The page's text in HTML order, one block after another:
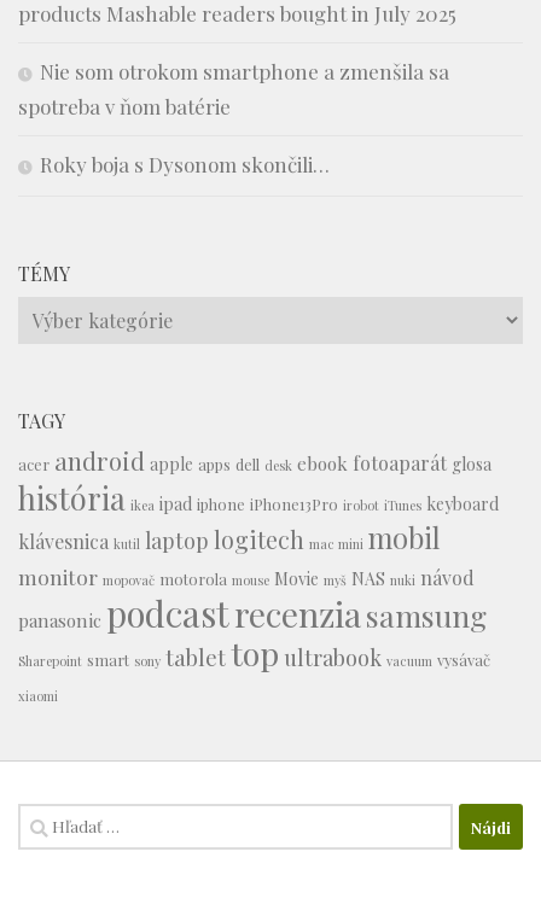
products Mashable readers bought in July 2025
Nie som otrokom smartphone a zmenšila sa
spotreba v ňom batérie
Roky boja s Dysonom skončili…
TÉMY
Témy
TAGY
acer android apple apps dell desk ebook fotoaparát glosa
história ikea ipad iphone iPhone13Pro irobot iTunes keyboard
klávesnica kutil laptop logitech mac mini mobil
monitor mopovač motorola mouse Movie myš NAS nuki návod
panasonic podcastrecenziasamsung
Sharepoint smart sony tablettop ultrabook vacuum vysávač
xiaomi
Hľadať: